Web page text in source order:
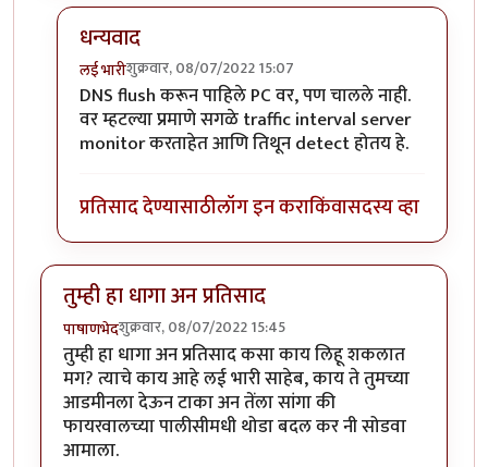
धन्यवाद
लई भारीशुक्रवार, 08/07/2022 15:07
In reply toCommand prompt ला जाऊनbyश्रीगुरुजी
DNS flush करून पाहिले PC वर, पण चालले नाही.
वर म्हटल्या प्रमाणे सगळे traffic interval server
monitor करताहेत आणि तिथून detect होतय हे.
प्रतिसाद देण्यासाठीलॉग इन कराकिंवासदस्य व्हा
तुम्ही हा धागा अन प्रतिसाद
पाषाणभेदशुक्रवार, 08/07/2022 15:45
तुम्ही हा धागा अन प्रतिसाद कसा काय लिहू शकलात
मग? त्याचे काय आहे लई भारी साहेब, काय ते तुमच्या
आडमीनला देऊन टाका अन तेंला सांगा की
फायरवालच्या पालीसीमधी थोडा बदल कर नी सोडवा
आमाला.